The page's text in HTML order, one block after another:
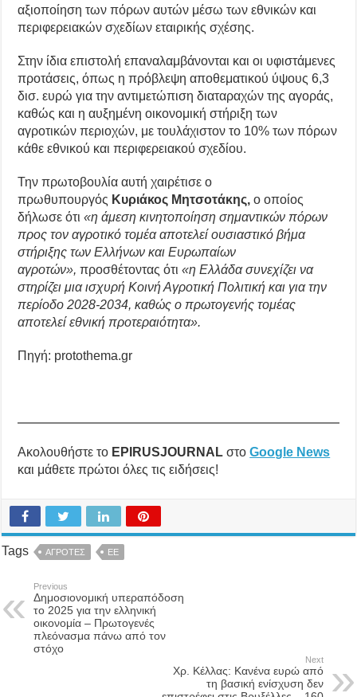
αξιοποίηση των πόρων αυτών μέσω των εθνικών και
περιφερειακών σχεδίων εταιρικής σχέσης.
Στην ίδια επιστολή επαναλαμβάνονται και οι υφιστάμενες
προτάσεις, όπως η πρόβλεψη αποθεματικού ύψους 6,3
δισ. ευρώ για την αντιμετώπιση διαταραχών της αγοράς,
καθώς και η αυξημένη οικονομική στήριξη των
αγροτικών περιοχών, με τουλάχιστον το 10% των πόρων
κάθε εθνικού και περιφερειακού σχεδίου.
Την πρωτοβουλία αυτή χαιρέτισε ο
πρωθυπουργός Κυριάκος Μητσοτάκης, ο οποίος
δήλωσε ότι«η άμεση κινητοποίηση σημαντικών πόρων
προς τον αγροτικό τομέα αποτελεί ουσιαστικό βήμα
στήριξης των Ελλήνων και Ευρωπαίων
αγροτών», προσθέτοντας ότι«η Ελλάδα συνεχίζει να
στηρίζει μια ισχυρή Κοινή Αγροτική Πολιτική και για την
περίοδο 2028-2034, καθώς ο πρωτογενής τομέας
αποτελεί εθνική προτεραιότητα».
Πηγή: protothema.gr
Ακολουθήστε το EPIRUSJOURNAL στοGoogle News
και μάθετε πρώτοι όλες τις ειδήσεις!
Tags ΑΓΡΟΤΕΣ ΕΕ
Previous
Δημοσιονομική υπεραπόδοση
το 2025 για την ελληνική
οικονομία – Πρωτογενές
πλεόνασμα πάνω από τον
στόχο
Next
Χρ. Κέλλας: Κανένα ευρώ από
τη βασική ενίσχυση δεν